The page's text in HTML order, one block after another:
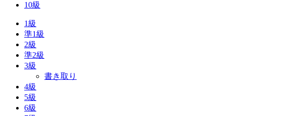
10級
1級
準1級
2級
準2級
3級
書き取り
4級
5級
6級